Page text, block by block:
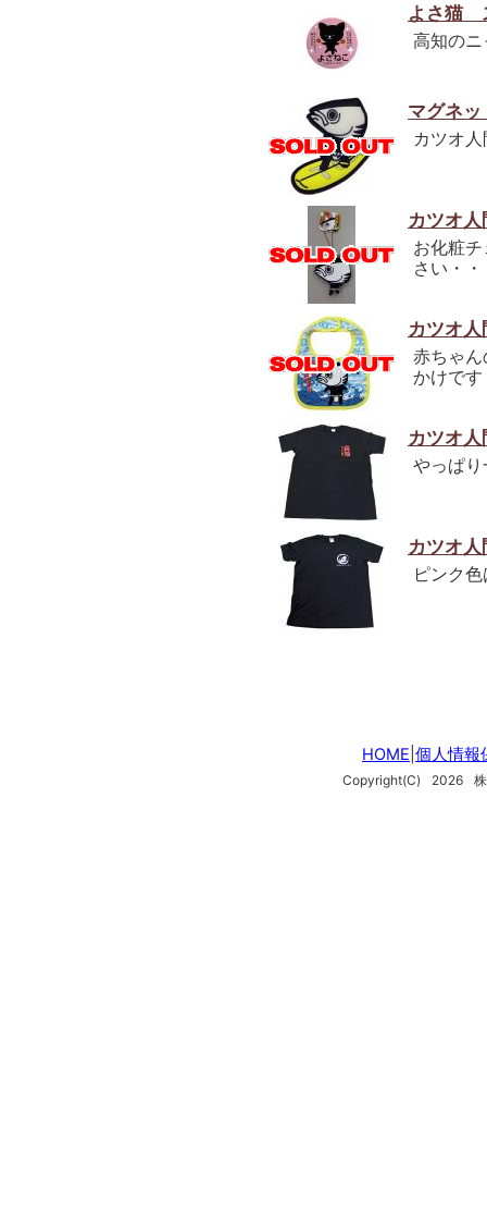
よさ猫
高知の
マグネ
カツオ
カツオ
お化粧
さい・・
カツオ
赤ちゃ
かけです
カツオ
やっぱ
カツオ
ピンク
HOME 個人情報
Copyright(C) 2026